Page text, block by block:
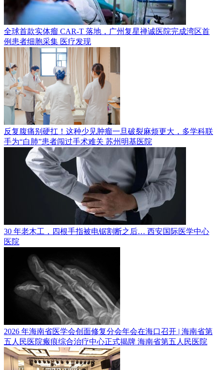
全球首款实体瘤 CAR-T 落地，广州复星禅诚医院完成湾区首
例患者细胞采集 医疗发现
反复腹痛别硬扛！这种少见肿瘤一旦破裂麻烦更大，多学科联
手为“白肺”患者闯过手术难关 苏州明基医院
30 年老木工，四根手指被电锯割断之后… 西安国际医学中心
医院
2026 年海南省医学会创面修复分会年会在海口召开 | 海南省第
五人民医院瘢痕综合治疗中心正式揭牌 海南省第五人民医院